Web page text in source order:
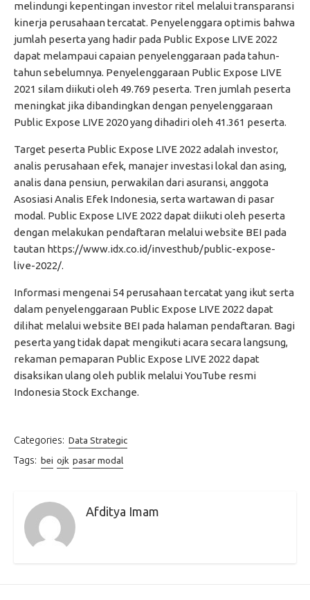
melindungi kepentingan investor ritel melalui transparansi
kinerja perusahaan tercatat. Penyelenggara optimis bahwa
jumlah peserta yang hadir pada Public Expose LIVE 2022
dapat melampaui capaian penyelenggaraan pada tahun-
tahun sebelumnya. Penyelenggaraan Public Expose LIVE
2021 silam diikuti oleh 49.769 peserta. Tren jumlah peserta
meningkat jika dibandingkan dengan penyelenggaraan
Public Expose LIVE 2020 yang dihadiri oleh 41.361 peserta.
Target peserta Public Expose LIVE 2022 adalah investor,
analis perusahaan efek, manajer investasi lokal dan asing,
analis dana pensiun, perwakilan dari asuransi, anggota
Asosiasi Analis Efek Indonesia, serta wartawan di pasar
modal. Public Expose LIVE 2022 dapat diikuti oleh peserta
dengan melakukan pendaftaran melalui website BEI pada
tautan https://www.idx.co.id/investhub/public-expose-
live-2022/.
Informasi mengenai 54 perusahaan tercatat yang ikut serta
dalam penyelenggaraan Public Expose LIVE 2022 dapat
dilihat melalui website BEI pada halaman pendaftaran. Bagi
peserta yang tidak dapat mengikuti acara secara langsung,
rekaman pemaparan Public Expose LIVE 2022 dapat
disaksikan ulang oleh publik melalui YouTube resmi
Indonesia Stock Exchange.
Categories: Data Strategic
Tags: bei ojk pasar modal
Afditya Imam